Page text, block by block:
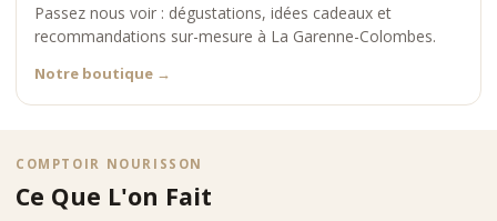
Passez nous voir : dégustations, idées cadeaux et
recommandations sur-mesure à La Garenne-Colombes.
Notre boutique →
COMPTOIR NOURISSON
Ce Que L'on Fait